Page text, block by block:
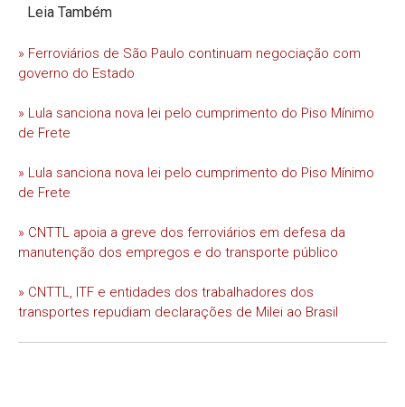
Leia Também
» Ferroviários de São Paulo continuam negociação com
governo do Estado
» Lula sanciona nova lei pelo cumprimento do Piso Mínimo
de Frete
» Lula sanciona nova lei pelo cumprimento do Piso Mínimo
de Frete
» CNTTL apoia a greve dos ferroviários em defesa da
manutenção dos empregos e do transporte público
» CNTTL, ITF e entidades dos trabalhadores dos
transportes repudiam declarações de Milei ao Brasil